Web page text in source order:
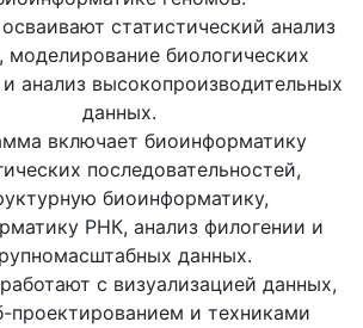
статистический анализ
моделирование биологических
анализ высокопроизводительных
данных.
включает биоинформатику
последовательностей,
биоинформатику,
РНК, анализ филогении и
данных.
с визуализацией данных,
проектированием и техниками